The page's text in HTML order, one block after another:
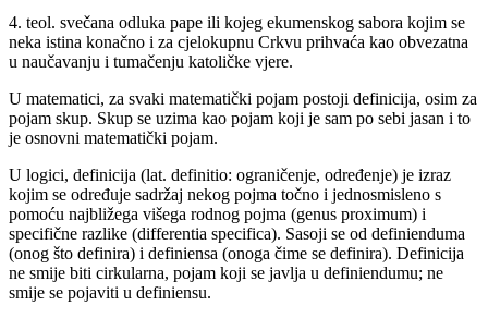
4. teol. svečana odluka pape ili kojeg ekumenskog sabora kojim se
neka istina konačno i za cjelokupnu Crkvu prihvaća kao obvezatna
u naučavanju i tumačenju katoličke vjere.
U matematici, za svaki matematički pojam postoji definicija, osim za
pojam skup. Skup se uzima kao pojam koji je sam po sebi jasan i to
je osnovni matematički pojam.
U logici, definicija (lat. definitio: ograničenje, određenje) je izraz
kojim se određuje sadržaj nekog pojma točno i jednosmisleno s
pomoću najbližega višega rodnog pojma (genus proximum) i
specifične razlike (differentia specifica). Sasoji se od definienduma
(onog što definira) i definiensa (onoga čime se definira). Definicija
ne smije biti cirkularna, pojam koji se javlja u definiendumu; ne
smije se pojaviti u definiensu.